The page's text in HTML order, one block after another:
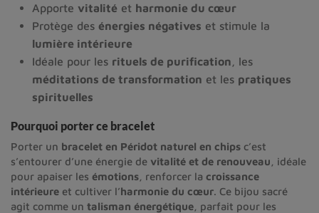
Apporte vitalité et harmonie du cœur
Protège des énergies négatives et stimule la
lumière intérieure
Idéale pour les rituels de purification , les
méditations de transformation et les pratiques
spirituelles
Pourquoi porter ce bracelet
Porter un bracelet en Péridot naturel en chips c’est
s’entourer d’une énergie de vitalité et de renouveau , idéale
pour apaiser les émotions , renforcer la croissance
intérieure et cultiver l’harmonie du cœur. Ce bijou sacré
agit comme un talisman énergétique , parfait pour les